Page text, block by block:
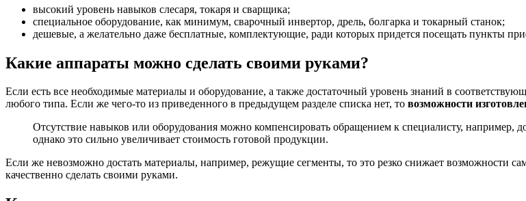
высокий уровень навыков слесаря, токаря и сварщика;
специальное оборудование, как минимум, сварочный инвертор, дрель, болгарка и токарный станок;
дешевые, а желательно даже бесплатные, комплектующие, ради которых придется посещать пункты
Какие аппараты можно сделать своими руками?
Если есть все необходимые материалы и оборудование, а также достаточный уровень знаний в
любого типа. Если же чего-то из приведенного в предыдущем разделе списка нет, то возможности
Отсутствие навыков или оборудования можно компенсировать обращением к специалисту,
однако это сильно увеличивает стоимость готовой продукции.
Если же невозможно достать материалы, например, режущие сегменты, то это резко снижает возможности
качественно сделать своими руками.